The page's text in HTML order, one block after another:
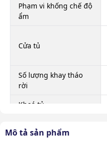
Mô tả sản phẩm
Phạm vi khống chế độ
ẩm
Cửa tủ
Số lượng khay tháo
rời
Khoá tủ
hiển thị độ ẩm